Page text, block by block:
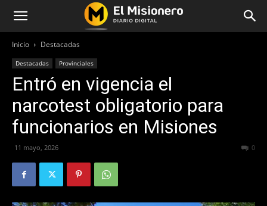
Inicio Destacadas
Destacadas Provinciales
Entró en vigencia el
narcotest obligatorio para
funcionarios en Misiones
11 mayo, 2026 0